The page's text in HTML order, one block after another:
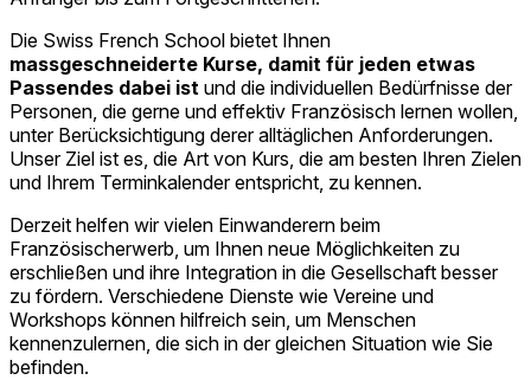
Die Swiss French School bietet Ihnen
massgeschneiderte Kurse, damit für jeden etwas
Passendes dabei ist und die individuellen Bedürfnisse der
Personen, die gerne und effektiv Französisch lernen wollen,
unter Berücksichtigung derer alltäglichen Anforderungen.
Unser Ziel ist es, die Art von Kurs, die am besten Ihren Zielen
und Ihrem Terminkalender entspricht, zu kennen.
Derzeit helfen wir vielen Einwanderern beim
Französischerwerb, um Ihnen neue Möglichkeiten zu
erschließen und ihre Integration in die Gesellschaft besser
zu fördern. Verschiedene Dienste wie Vereine und
Workshops können hilfreich sein, um Menschen
kennenzulernen, die sich in der gleichen Situation wie Sie
befinden.